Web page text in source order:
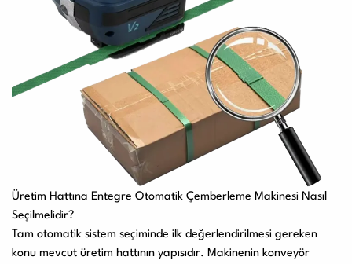
Üretim Hattına Entegre Otomatik Çemberleme Makinesi Nasıl
Seçilmelidir?
Tam otomatik sistem seçiminde ilk değerlendirilmesi gereken
konu mevcut üretim hattının yapısıdır. Makinenin konveyör